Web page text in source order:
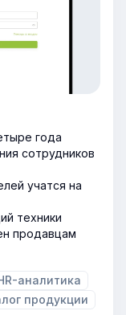
года
сотрудников
учатся на
техники
продавцам
аналитика
продукции